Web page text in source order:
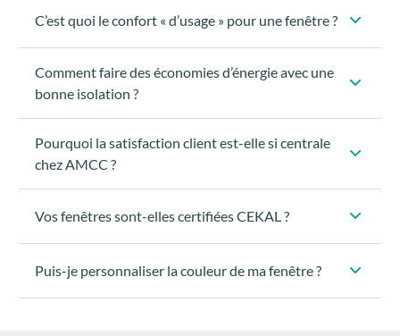
C’est quoi le confort « d’usage » pour une fenêtre ?
Comment faire des économies d’énergie avec une
bonne isolation ?
remplacement des fermetures
2 mois de chauffage par an
Pourquoi la satisfaction client est-elle si centrale
chez AMCC ?
Vos fenêtres sont-elles certifiées CEKAL ?
Puis-je personnaliser la couleur de ma fenêtre ?